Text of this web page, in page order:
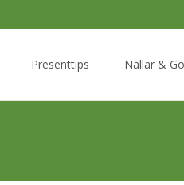
Presenttips Nallar &